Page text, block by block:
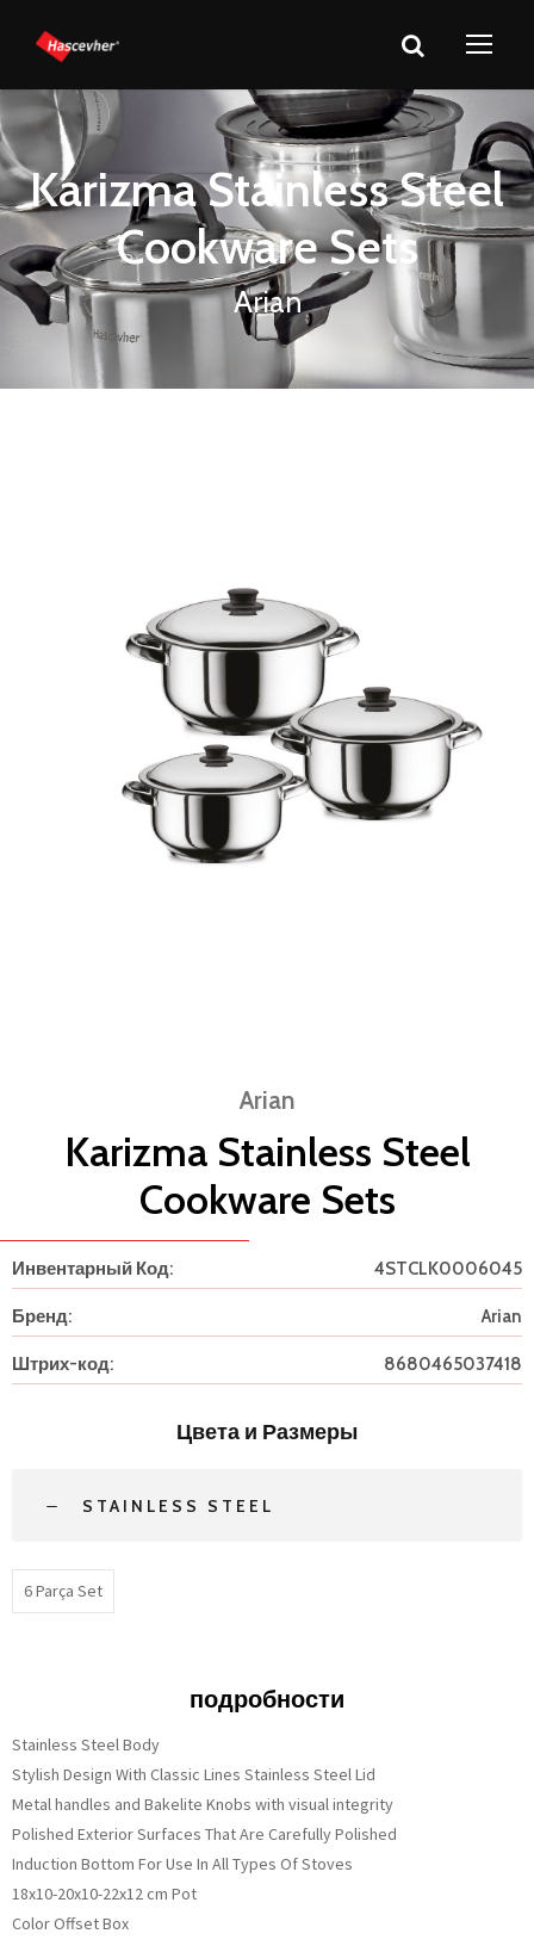
Karizma Stainless Steel
Cookware Sets
Arian
Arian
Karizma Stainless Steel
Cookware Sets
Инвентарный Код: 4STCLK0006045
Бренд: Arian
Штрих-код: 8680465037418
Цвета и Размеры
STAINLESS STEEL
6 Parça Set
подробности
Stainless Steel Body
Stylish Design With Classic Lines Stainless Steel Lid
Metal handles and Bakelite Knobs with visual integrity
Polished Exterior Surfaces That Are Carefully Polished
Induction Bottom For Use In All Types Of Stoves
18x10-20x10-22x12 cm Pot
Color Offset Box